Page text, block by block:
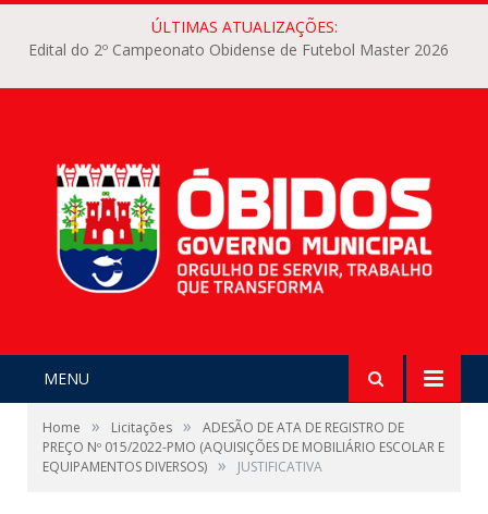
ÚLTIMAS ATUALIZAÇÕES:
Edital do 2º Campeonato Obidense de Futebol Master 2026
MENU
Home » Licitações »
ADESÃO DE ATA DE REGISTRO DE
PREÇO Nº 015/2022-PMO (AQUISIÇÕES DE MOBILIÁRIO ESCOLAR E
EQUIPAMENTOS DIVERSOS) » JUSTIFICATIVA